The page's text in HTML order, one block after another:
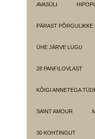
AVASÜLI
PÄRAST PÕRGULIKKE
ÜHE JÄRVE LUGU
28 PANFILOVLAST
KÕIGI ANNETEGA
SAINT AMOUR
30 KOHTINGUT